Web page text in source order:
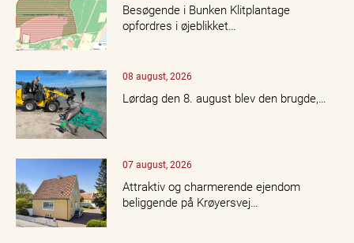
Besøgende i Bunken Klitplantage
opfordres i øjeblikket…
08 august, 2026
Lørdag den 8. august blev den brugde,…
07 august, 2026
Attraktiv og charmerende ejendom
beliggende på Krøyersvej…